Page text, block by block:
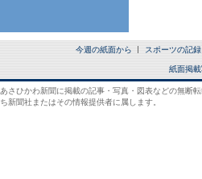
今週の紙面から スポーツの記録
紙面掲
あさひかわ新聞に掲載の記事・写真・図表などの無断
ち新聞社またはその情報提供者に属します。